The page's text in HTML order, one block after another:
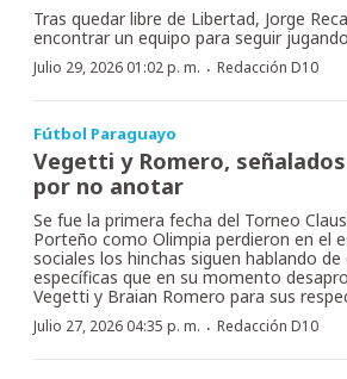
Tras quedar libre de Libertad, Jorge
encontrar un equipo para seguir
Julio 29, 2026 01:02 p. m. · Redacción D10
Fútbol Paraguayo
Vegetti y Romero, señalados
por no anotar
Se fue la primera fecha del Torneo
Porteño como Olimpia perdieron en el
sociales los hinchas siguen hablando
específicas que en su momento
Vegetti y Braian Romero para sus
Julio 27, 2026 04:35 p. m. · Redacción D10